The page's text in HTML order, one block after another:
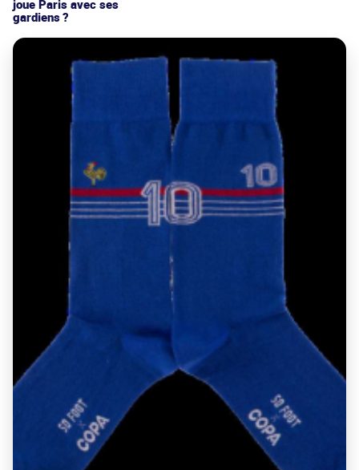
joue Paris avec ses
gardiens ?